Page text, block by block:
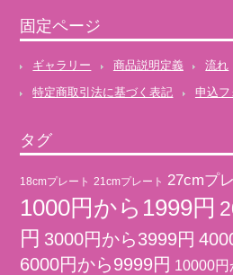
固定ページ
ギャラリー 商品説明定義
流れ
特定商取引法に基づく表記
申込フ
タグ
18cmプレート 21cmプレート 27cmプ
1000円から1999円
円 3000円から3999円
6000円から9999円 10000円